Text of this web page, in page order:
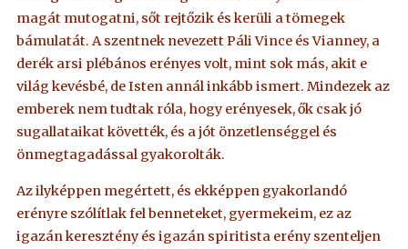
magát mutogatni, sőt rejtőzik és kerüli a tömegek
bámulatát. A szentnek nevezett Páli Vince és Vianney, a
derék arsi plébános erényes volt, mint sok más, akit e
világ kevésbé, de Isten annál inkább ismert. Mindezek az
emberek nem tudtak róla, hogy erényesek, ők csak jó
sugallataikat követték, és a jót önzetlenséggel és
önmegtagadással gyakorolták.
Az ilyképpen megértett, és ekképpen gyakorlandó
erényre szólítlak fel benneteket, gyermekeim, ez az
igazán keresztény és igazán spiritista erény szenteljen